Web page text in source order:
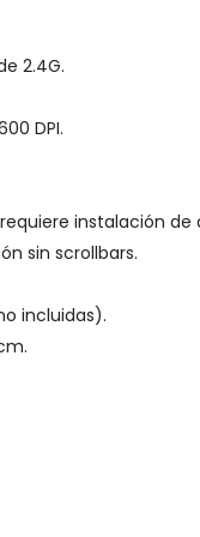
2.4G.
DPI.
instalación de
sin scrollbars.
incluidas).